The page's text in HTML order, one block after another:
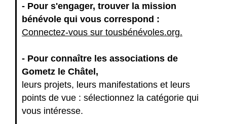
- Pour s'engager, trouver la mission
bénévole qui vous correspond :
Connectez-vous sur tousbénévoles.org.
- Pour connaître les associations de
Gometz le Châtel,
leurs projets, leurs manifestations et leurs
points de vue : sélectionnez la catégorie qui
vous intéresse.